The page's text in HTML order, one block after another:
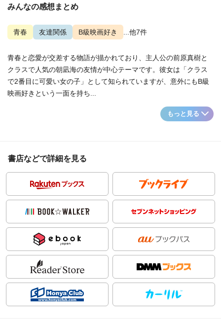
みんなの感想まとめ
青春 友達関係 B級映画好き ...他7件
青春と恋愛が交差する物語が描かれており、主人公の前原真樹と
クラスで人気の朝凪海の友情が中心テーマです。彼女は「クラス
で2番目に可愛い女の子」として知られていますが、意外にもB級
映画好きという一面を持ち...
もっと見る
書店などで詳細を見る